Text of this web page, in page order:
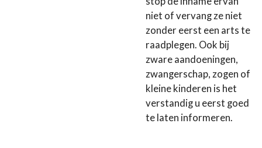
niet of vervang ze niet
zonder eerst een arts te
raadplegen. Ook bij
zware aandoeningen,
zwangerschap, zogen of
kleine kinderen is het
verstandig u eerst goed
te laten informeren.